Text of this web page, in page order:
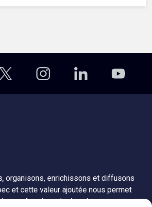
organisons, enrichissons et diffusons
et cette valeur ajoutée nous permet
les professionnels dans leurs